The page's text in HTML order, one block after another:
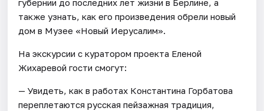
губернии до последних лет жизни в Берлине, а
также узнать, как его произведения обрели новый
дом в Музее «Новый Иерусалим».
На экскурсии с куратором проекта Еленой
Жихаревой гости смогут:
— Увидеть, как в работах Константина Горбатова
переплетаются русская пейзажная традиция,